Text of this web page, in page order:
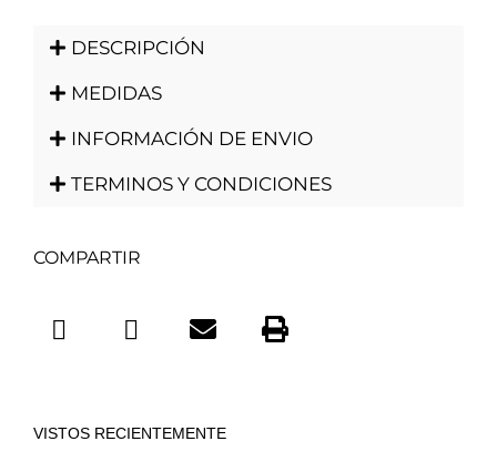
DESCRIPCIÓN
MEDIDAS
INFORMACIÓN DE ENVIO
TERMINOS Y CONDICIONES
COMPARTIR
VISTOS RECIENTEMENTE